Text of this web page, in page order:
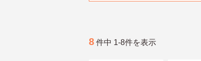
8 件中 1-8件を表示